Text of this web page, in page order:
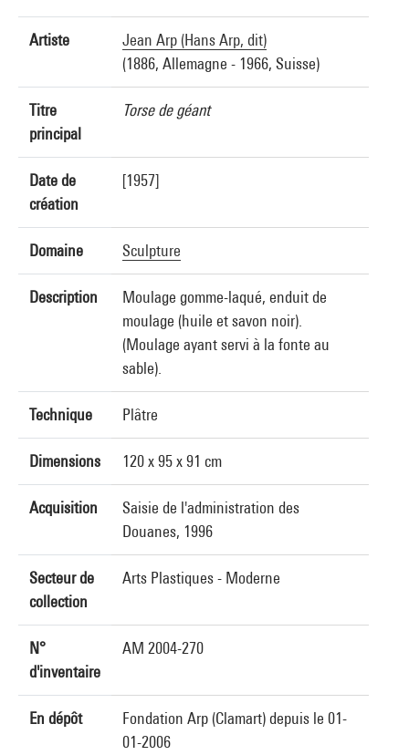
Artiste
Jean Arp (Hans Arp, dit)
(1886, Allemagne - 1966, Suisse)
Titre
principal
Torse de géant
Date de
création
[1957]
Domaine Sculpture
Description
Moulage gomme-laqué, enduit de
moulage (huile et savon noir).
(Moulage ayant servi à la fonte au
sable).
Technique Plâtre
Dimensions 120 x 95 x 91 cm
Acquisition
Saisie de l'administration des
Douanes, 1996
Secteur de
collection
Arts Plastiques - Moderne
N°
d'inventaire
AM 2004-270
En dépôt
Fondation Arp (Clamart) depuis le 01-
01-2006